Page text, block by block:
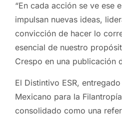
“En cada acción se ve ese
impulsan nuevas ideas,
convicción de hacer lo
esencial de nuestro
Crespo en una publicación
El Distintivo ESR,
Mexicano para la
consolidado como una